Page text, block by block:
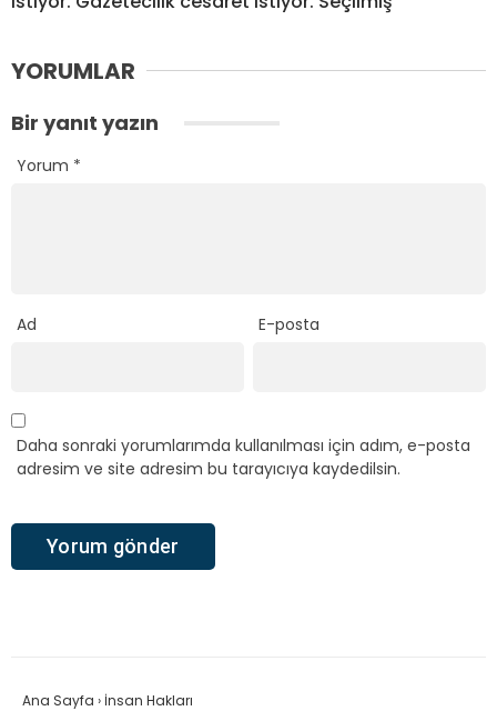
YORUMLAR
Bir yanıt yazın
Yorum *
Ad E-posta
Daha sonraki yorumlarımda kullanılması için adım, e-posta
adresim ve site adresim bu tarayıcıya kaydedilsin.
Ana Sayfa › İnsan Hakları